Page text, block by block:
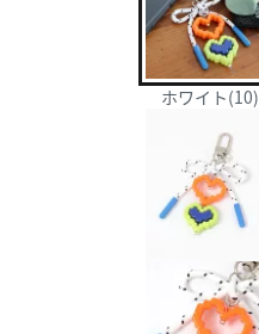
ホワイト(10)